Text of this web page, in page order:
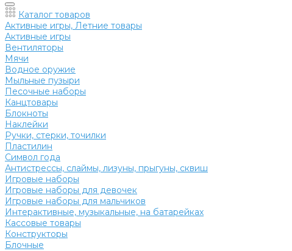
Каталог товаров
Активные игры, Летние товары
Активные игры
Вентиляторы
Мячи
Водное оружие
Мыльные пузыри
Песочные наборы
Канцтовары
Блокноты
Наклейки
Ручки, стерки, точилки
Пластилин
Символ года
Антистрессы, слаймы, лизуны, прыгуны, сквиш
Игровые наборы
Игровые наборы для девочек
Игровые наборы для мальчиков
Интерактивные, музыкальные, на батарейках
Кассовые товары
Конструкторы
Блочные